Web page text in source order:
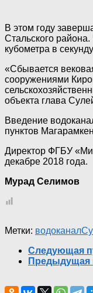
В этом году
Стальского
кубометра в
«Сбывается
сооружениями
объекта глава
Введение
пунктов
Директор ФГБУ
декабре 2018 года.
Мурад Селимов
Метки: водоканал
Следующая
Предыдущая